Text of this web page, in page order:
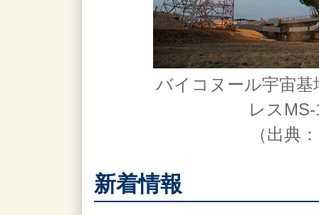
バイコヌール宇宙
レス
（出典
新着情報